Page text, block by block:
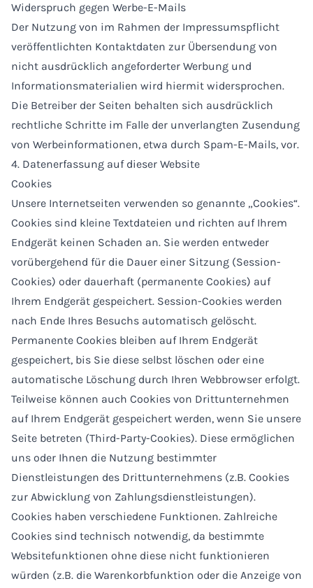
Widerspruch gegen Werbe-E-Mails
Der Nutzung von im Rahmen der Impressumspflicht
veröffentlichten Kontaktdaten zur Übersendung von
nicht ausdrücklich angeforderter Werbung und
Informationsmaterialien wird hiermit widersprochen.
Die Betreiber der Seiten behalten sich ausdrücklich
rechtliche Schritte im Falle der unverlangten Zusendung
von Werbeinformationen, etwa durch Spam-E-Mails, vor.
4. Datenerfassung auf dieser Website
Cookies
Unsere Internetseiten verwenden so genannte „Cookies“.
Cookies sind kleine Textdateien und richten auf Ihrem
Endgerät keinen Schaden an. Sie werden entweder
vorübergehend für die Dauer einer Sitzung (Session-
Cookies) oder dauerhaft (permanente Cookies) auf
Ihrem Endgerät gespeichert. Session-Cookies werden
nach Ende Ihres Besuchs automatisch gelöscht.
Permanente Cookies bleiben auf Ihrem Endgerät
gespeichert, bis Sie diese selbst löschen oder eine
automatische Löschung durch Ihren Webbrowser erfolgt.
Teilweise können auch Cookies von Drittunternehmen
auf Ihrem Endgerät gespeichert werden, wenn Sie unsere
Seite betreten (Third-Party-Cookies). Diese ermöglichen
uns oder Ihnen die Nutzung bestimmter
Dienstleistungen des Drittunternehmens (z.B. Cookies
zur Abwicklung von Zahlungsdienstleistungen).
Cookies haben verschiedene Funktionen. Zahlreiche
Cookies sind technisch notwendig, da bestimmte
Websitefunktionen ohne diese nicht funktionieren
würden (z.B. die Warenkorbfunktion oder die Anzeige von